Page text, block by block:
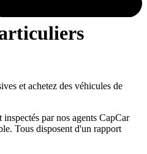
et achetez des véhicules de
par nos agents CapCar
Tous disposent d'un rapport